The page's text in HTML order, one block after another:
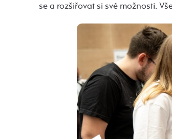
se a rozšiřovat si své možnosti.